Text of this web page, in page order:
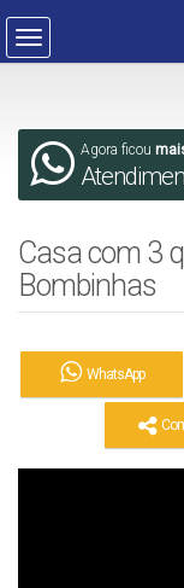
Agora ficou
Casa com 3
Bombinhas
WhatsApp